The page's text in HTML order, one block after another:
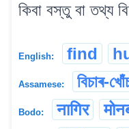
কিবা বস্তু বা তথ্য
English: find
Assamese: বিচাৰ-
Bodo: नागिर